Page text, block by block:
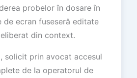
probelor în dosare în
de ecran fuseseră editate
din context.
solicit prin avocat accesul
de la operatorul de